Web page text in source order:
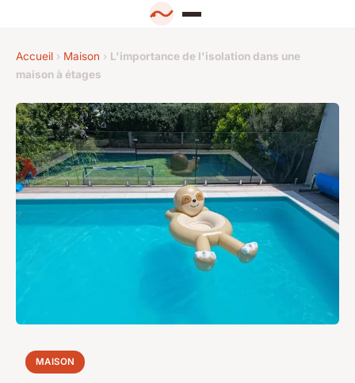
Accueil › Maison › L'importance de l'isolation dans une
maison à étages
MAISON